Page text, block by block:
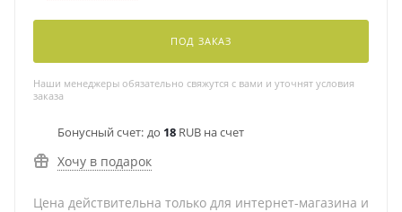
ПОД ЗАКАЗ
Наши менеджеры обязательно свяжутся с вами и уточнят условия
заказа
Бонусный счет: до 18 RUB на счет
Хочу в подарок
Цена действительна только для интернет-магазина и